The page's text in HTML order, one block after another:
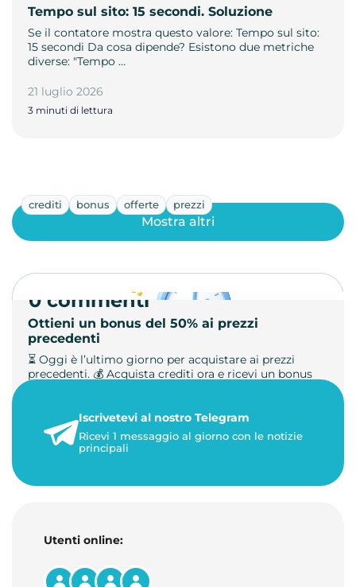
Tempo sul sito: 15 secondi. Soluzione
Se il contatore mostra questo valore: Tempo sul sito:
15 secondi Da cosa dipende? Esistono due metriche
diverse: "Tempo …
21 luglio 2026
3 minuti di lettura
crediti bonus offerte prezzi
Ottieni un bonus del 50% ai prezzi
precedenti
⏳ Oggi è l’ultimo giorno per acquistare ai prezzi
precedenti. 💰 Acquista crediti ora e ricevi un bonus
23 maggio 2026
1 minuto di lettura
Mostra altri
0 commenti
Iscrivetevi al nostro Telegram
Ricevi 1 messaggio al giorno con le notizie
principali
Utenti online: